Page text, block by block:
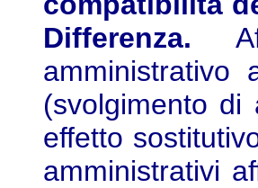
Differenza.
amministrativo
(svolgimento
effetto
amministrativi